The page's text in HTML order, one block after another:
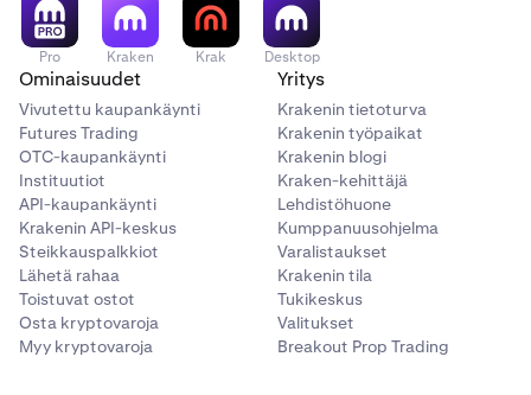
Pro Kraken Krak Desktop
Ominaisuudet
Vivutettu kaupankäynti
Futures Trading
OTC-kaupankäynti
Instituutiot
API-kaupankäynti
Krakenin API-keskus
Steikkauspalkkiot
Lähetä rahaa
Toistuvat ostot
Osta kryptovaroja
Myy kryptovaroja
Yritys
Krakenin tietoturva
Krakenin työpaikat
Krakenin blogi
Kraken-kehittäjä
Lehdistöhuone
Kumppanuusohjelma
Varalistaukset
Krakenin tila
Tukikeskus
Valitukset
Breakout Prop Trading